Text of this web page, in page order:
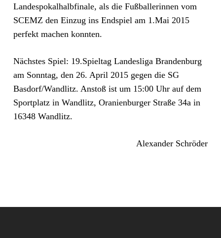
Landespokalhalbfinale, als die Fußballerinnen vom
SCEMZ den Einzug ins Endspiel am 1.Mai 2015
perfekt machen konnten.
Nächstes Spiel: 19.Spieltag Landesliga Brandenburg
am Sonntag, den 26. April 2015 gegen die SG
Basdorf/Wandlitz. Anstoß ist um 15:00 Uhr auf dem
Sportplatz in Wandlitz, Oranienburger Straße 34a in
16348 Wandlitz.
Alexander Schröder